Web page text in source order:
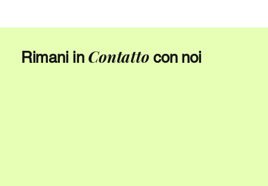
Rimani in Contattocon noi